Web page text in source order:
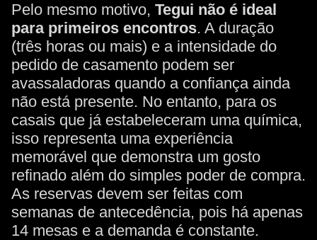
Pelo mesmo motivo, Tegui não é ideal
para primeiros encontros. A duração
(três horas ou mais) e a intensidade do
pedido de casamento podem ser
avassaladoras quando a confiança ainda
não está presente. No entanto, para os
casais que já estabeleceram uma química,
isso representa uma experiência
memorável que demonstra um gosto
refinado além do simples poder de compra.
As reservas devem ser feitas com
semanas de antecedência, pois há apenas
14 mesas e a demanda é constante.